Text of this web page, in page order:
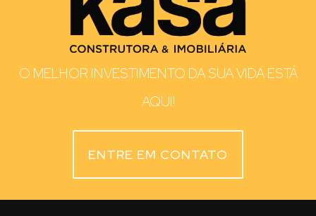
O MELHOR INVESTIMENTO DA SUA VIDA ESTÁ
AQUI!
ENTRE EM CONTATO